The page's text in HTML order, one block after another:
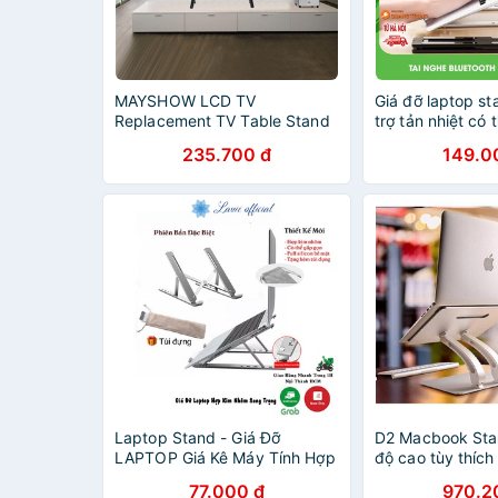
MAYSHOW LCD TV
Replacement TV Table Stand
Mount Universal Desktop
Stand 32- 65" Punch-Free TV
Base
235.700 đ
Giá đỡ laptop
trợ tản nhiệt có
macbook
Laptop Stand - Giá Đỡ
LAPTOP Giá Kê Máy Tính Hợp
77.000 đ
D2 Macbook
độ cao tùy thích